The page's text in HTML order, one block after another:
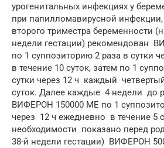
урогенитальных инфекциях у
при папилломавирусной
второго триместра беременности
недели гестации) рекомендован
по 1 суппозиторию 2 раза в сутки
в течение 10 суток, затем по 1
сутки через 12 ч каждый
суток. Далее каждые 4 недели до
ВИФЕРОН 150000 МЕ по 1
через 12 ч ежедневно в течение 5
необходимости показано перед
38-й недели гестации) ВИФЕРОН